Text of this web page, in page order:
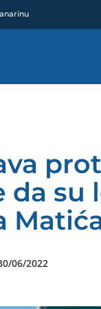
da su
06/2022